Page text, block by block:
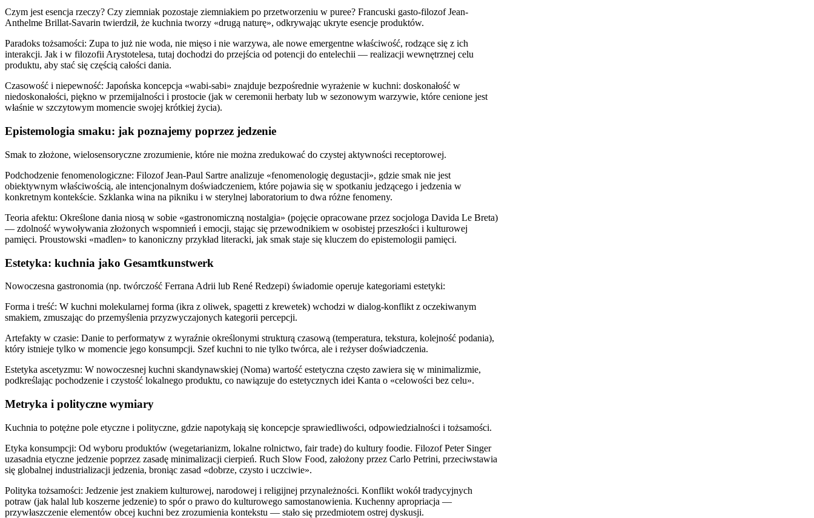
Czym jest esencja rzeczy? Czy ziemniak pozostaje ziemniakiem po przetworzeniu w puree? Francuski gasto-filozof Jean-
Anthelme Brillat-Savarin twierdził, że kuchnia tworzy «drugą naturę», odkrywając ukryte esencje produktów.
Paradoks tożsamości: Zupa to już nie woda, nie mięso i nie warzywa, ale nowe emergentne właściwość, rodzące się z ich
interakcji. Jak i w filozofii Arystotelesa, tutaj dochodzi do przejścia od potencji do entelechii — realizacji wewnętrznej celu
produktu, aby stać się częścią całości dania.
Czasowość i niepewność: Japońska koncepcja «wabi-sabi» znajduje bezpośrednie wyrażenie w kuchni: doskonałość w
niedoskonałości, piękno w przemijalności i prostocie (jak w ceremonii herbaty lub w sezonowym warzywie, które cenione jest
właśnie w szczytowym momencie swojej krótkiej życia).
Epistemologia smaku: jak poznajemy poprzez jedzenie
Smak to złożone, wielosensoryczne zrozumienie, które nie można zredukować do czystej aktywności receptorowej.
Podchodzenie fenomenologiczne: Filozof Jean-Paul Sartre analizuje «fenomenologię degustacji», gdzie smak nie jest
obiektywnym właściwością, ale intencjonalnym doświadczeniem, które pojawia się w spotkaniu jedzącego i jedzenia w
konkretnym kontekście. Szklanka wina na pikniku i w sterylnej laboratorium to dwa różne fenomeny.
Teoria afektu: Określone dania niosą w sobie «gastronomiczną nostalgia» (pojęcie opracowane przez socjologa Davida Le Breta)
— zdolność wywoływania złożonych wspomnień i emocji, stając się przewodnikiem w osobistej przeszłości i kulturowej
pamięci. Proustowski «madlen» to kanoniczny przykład literacki, jak smak staje się kluczem do epistemologii pamięci.
Estetyka: kuchnia jako Gesamtkunstwerk
Nowoczesna gastronomia (np. twórczość Ferrana Adrii lub René Redzepi) świadomie operuje kategoriami estetyki:
Forma i treść: W kuchni molekularnej forma (ikra z oliwek, spagetti z krewetek) wchodzi w dialog-konflikt z oczekiwanym
smakiem, zmuszając do przemyślenia przyzwyczajonych kategorii percepcji.
Artefakty w czasie: Danie to performatyw z wyraźnie określonymi strukturą czasową (temperatura, tekstura, kolejność podania),
który istnieje tylko w momencie jego konsumpcji. Szef kuchni to nie tylko twórca, ale i reżyser doświadczenia.
Estetyka ascetyzmu: W nowoczesnej kuchni skandynawskiej (Noma) wartość estetyczna często zawiera się w minimalizmie,
podkreślając pochodzenie i czystość lokalnego produktu, co nawiązuje do estetycznych idei Kanta o «celowości bez celu».
Metryka i polityczne wymiary
Kuchnia to potężne pole etyczne i polityczne, gdzie napotykają się koncepcje sprawiedliwości, odpowiedzialności i tożsamości.
Etyka konsumpcji: Od wyboru produktów (wegetarianizm, lokalne rolnictwo, fair trade) do kultury foodie. Filozof Peter Singer
uzasadnia etyczne jedzenie poprzez zasadę minimalizacji cierpień. Ruch Slow Food, założony przez Carlo Petrini, przeciwstawia
się globalnej industrializacji jedzenia, broniąc zasad «dobrze, czysto i uczciwie».
Polityka tożsamości: Jedzenie jest znakiem kulturowej, narodowej i religijnej przynależności. Konflikt wokół tradycyjnych
potraw (jak halal lub koszerne jedzenie) to spór o prawo do kulturowego samostanowienia. Kuchenny apropriacja —
przywłaszczenie elementów obcej kuchni bez zrozumienia kontekstu — stało się przedmiotem ostrej dyskusji.